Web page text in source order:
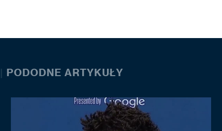
| PODODNE ARTYKUŁY